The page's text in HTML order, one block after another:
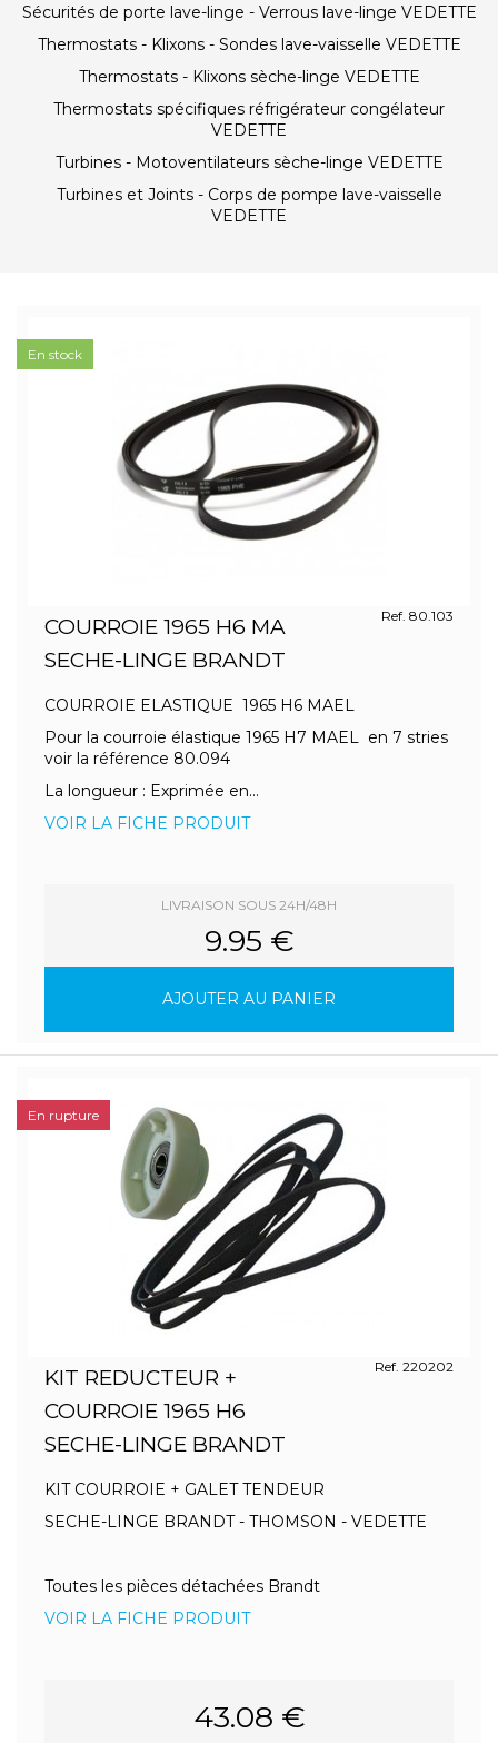
Sécurités de porte lave-linge - Verrous lave-linge VEDETTE
Thermostats - Klixons - Sondes lave-vaisselle VEDETTE
Thermostats - Klixons sèche-linge VEDETTE
Thermostats spécifiques réfrigérateur congélateur
VEDETTE
Turbines - Motoventilateurs sèche-linge VEDETTE
Turbines et Joints - Corps de pompe lave-vaisselle
VEDETTE
COURROIE 1965 H6 MA
SECHE-LINGE BRANDT
Ref. 80.103
COURROIE ELASTIQUE 1965 H6 MAEL
Pour la courroie élastique 1965 H7 MAEL en 7 stries
voir la référence 80.094
La longueur : Exprimée en...
VOIR LA FICHE PRODUIT
LIVRAISON SOUS 24H/48H
9.95 €
AJOUTER AU PANIER
En stock
KIT REDUCTEUR +
COURROIE 1965 H6
SECHE-LINGE BRANDT
Ref. 220202
KIT COURROIE + GALET TENDEUR
SECHE-LINGE BRANDT - THOMSON - VEDETTE
Toutes les pièces détachées Brandt
VOIR LA FICHE PRODUIT
43.08 €
En rupture